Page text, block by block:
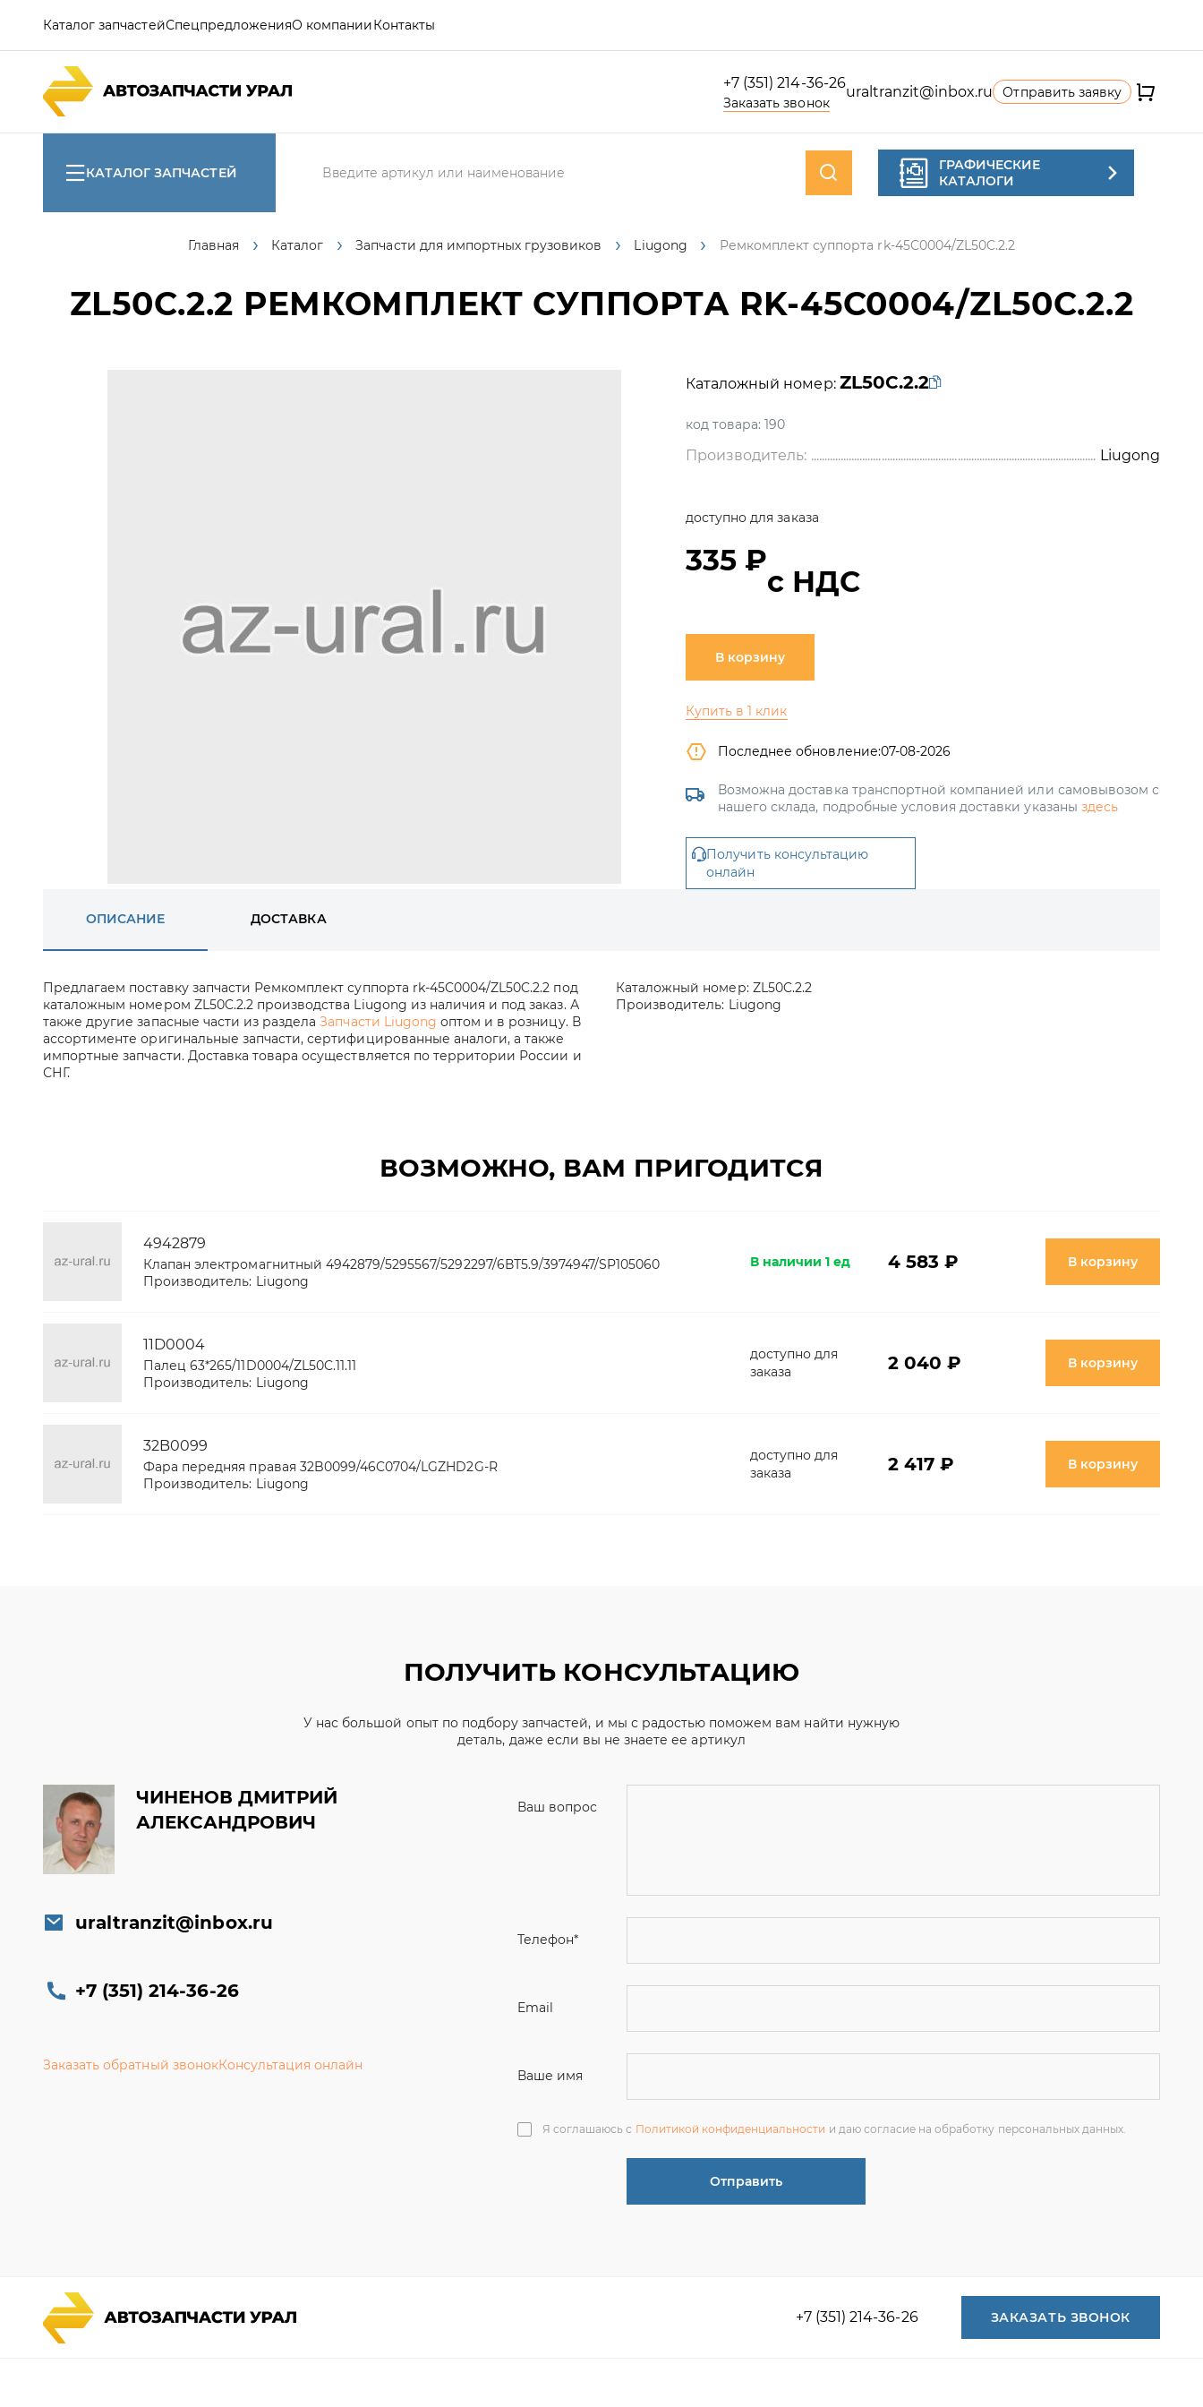
Каталог запчастейСпецпредложенияО компанииКонтакты
+7 (351) 214-36-26
Заказать звонок
uraltranzit@inbox.ru Отправить заявку
КАТАЛОГ ЗАПЧАСТЕЙ
ГРАФИЧЕСКИЕ
КАТАЛОГИ
Главная Каталог Запчасти для импортных грузовиков Liugong Ремкомплект суппорта rk-45C0004/ZL50C.2.2
ZL50C.2.2 РЕМКОМПЛЕКТ СУППОРТА RK-45C0004/ZL50C.2.2
Каталожный номер: ZL50C.2.2
код товара: 190
Производитель: Liugong
доступно для заказа
335 ₽
с НДС
В корзину
Купить в 1 клик
Последнее обновление:07-08-2026
Возможна доставка транспортной компанией или самовывозом с
нашего склада, подробные условия доставки указаны здесь
Получить консультацию
онлайн
ОПИСАНИЕ ДОСТАВКА
Предлагаем поставку запчасти Ремкомплект суппорта rk-45C0004/ZL50C.2.2 под
каталожным номером ZL50C.2.2 производства Liugong из наличия и под заказ. А
также другие запасные части из разделаЗапчасти Liugong оптом и в розницу. В
ассортименте оригинальные запчасти, сертифицированные аналоги, а также
импортные запчасти. Доставка товара осуществляется по территории России и
СНГ.
Каталожный номер: ZL50C.2.2
Производитель: Liugong
ВОЗМОЖНО, ВАМ ПРИГОДИТСЯ
4942879
Клапан электромагнитный 4942879/5295567/5292297/6ВТ5.9/3974947/SP105060
Производитель: Liugong
В наличии 1 ед 4 583 ₽ В корзину
11D0004
Палец 63*265/11D0004/ZL50C.11.11
Производитель: Liugong
доступно для
заказа
2 040 ₽ В корзину
32B0099
Фара передняя правая 32B0099/46C0704/LGZHD2G-R
Производитель: Liugong
доступно для
заказа
2 417 ₽ В корзину
ПОЛУЧИТЬ КОНСУЛЬТАЦИЮ
У нас большой опыт по подбору запчастей, и мы с радостью поможем вам найти нужную
деталь, даже если вы не знаете ее артикул
ЧИНЕНОВ ДМИТРИЙ
АЛЕКСАНДРОВИЧ
uraltranzit@inbox.ru
+7 (351) 214-36-26
Заказать обратный звонокКонсультация онлайн
Ваш вопрос
Я соглашаюсь с
Отправить
Каталог запчастей +7 (351) 214-36-26